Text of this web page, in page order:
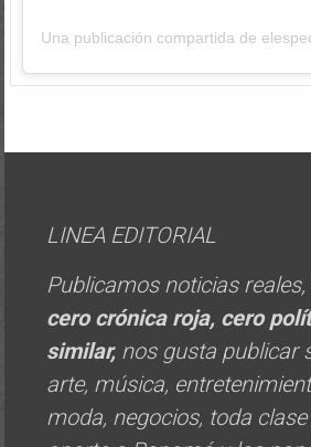
LINEA EDITORIAL
Publicamos noticias
cero crónica roja, cero
similar, nos gusta publicar
arte, música,
moda, negocios, toda